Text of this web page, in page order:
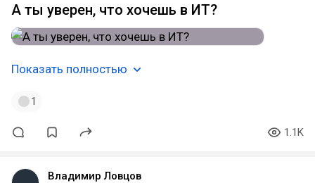
А ты уверен, что хочешь в ИТ?
Показать полностью
1
1.1K
Владимир Ловцов